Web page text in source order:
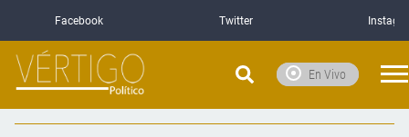
Facebook Twitter
En Vivo